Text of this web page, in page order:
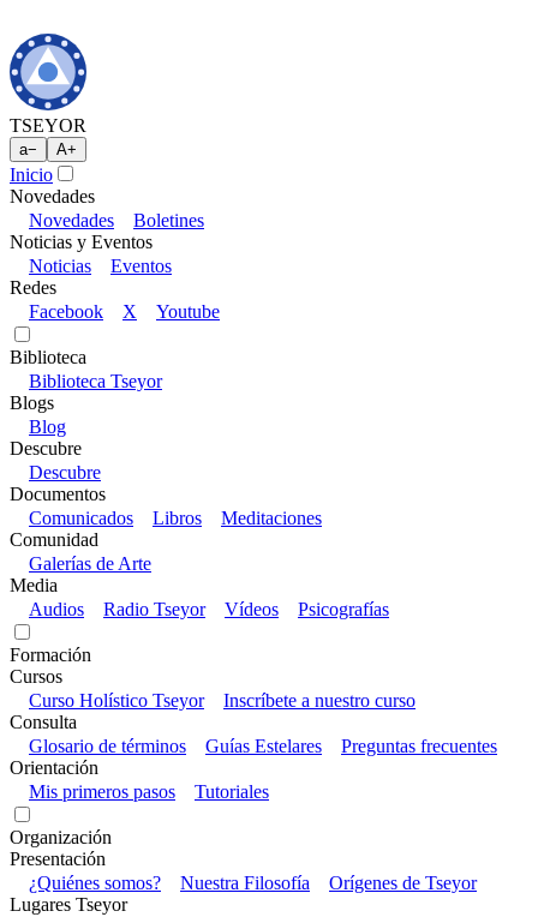
TSEYOR
a− A+
Inicio
Novedades
Novedades
Boletines
Noticias y Eventos
Noticias
Eventos
Redes
Facebook
X Youtube
Biblioteca
Biblioteca Tseyor
Blogs
Blog
Descubre
Descubre
Documentos
Comunicados
Libros
Meditaciones
Comunidad
Galerías de Arte
Media
Audios
Radio Tseyor Vídeos Psicografías
Formación
Cursos
Curso Holístico Tseyor
Inscríbete a nuestro curso
Consulta
Glosario de términos
Guías Estelares
Preguntas frecuentes
Orientación
Mis primeros pasos
Tutoriales
Organización
Presentación
¿Quiénes somos?
Nuestra Filosofía
Orígenes de Tseyor
Lugares Tseyor